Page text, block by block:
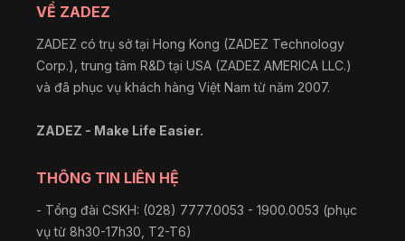
VỀ ZADEZ
ZADEZ có trụ sở tại Hong Kong (ZADEZ Technology
Corp.), trung tâm R&D tại USA (ZADEZ AMERICA LLC.)
và đã phục vụ khách hàng Việt Nam từ năm 2007.
ZADEZ - Make Life Easier.
THÔNG TIN LIÊN HỆ
- Tổng đài CSKH: (028) 7777.0053 - 1900.0053 (phục
vụ từ 8h30-17h30, T2-T6)